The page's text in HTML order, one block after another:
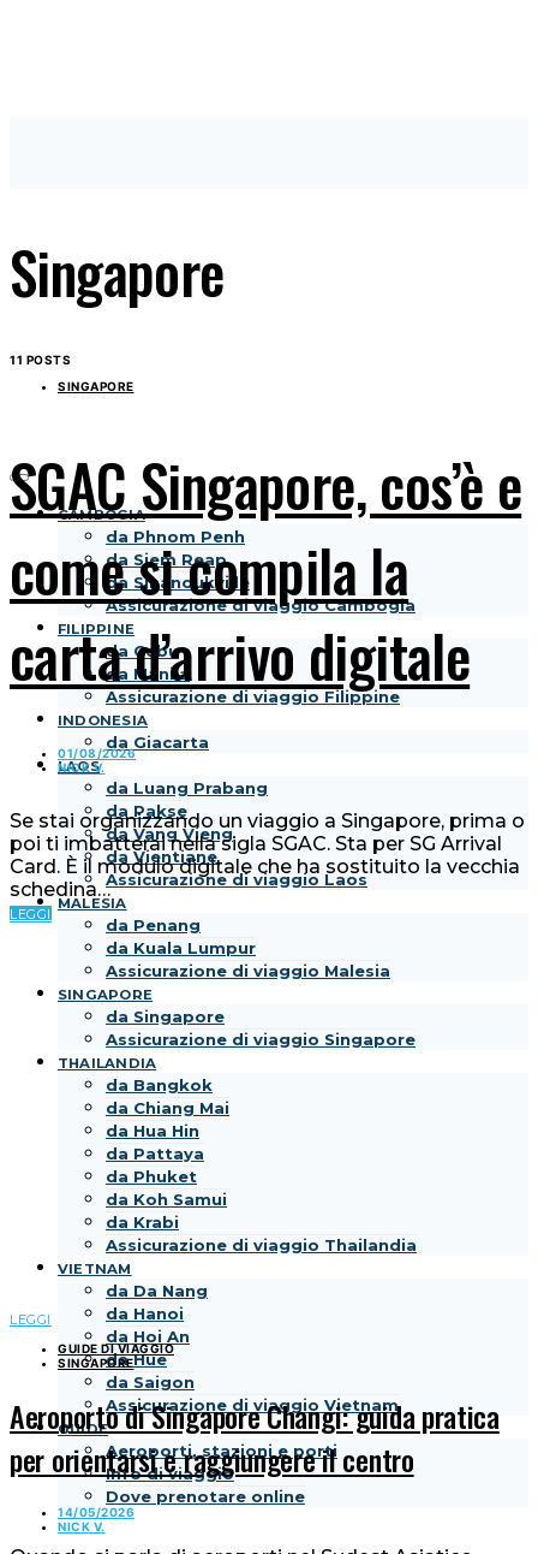
CAMBOGIA
da Phnom Penh
da Siem Reap
da Sihanoukville
Assicurazione di viaggio Cambogia
FILIPPINE
da Cebu
da Manila
Assicurazione di viaggio Filippine
INDONESIA
da Giacarta
LAOS
da Luang Prabang
da Pakse
da Vang Vieng
da Vientiane
Assicurazione di viaggio Laos
MALESIA
da Penang
da Kuala Lumpur
Assicurazione di viaggio Malesia
SINGAPORE
da Singapore
Assicurazione di viaggio Singapore
THAILANDIA
da Bangkok
da Chiang Mai
da Hua Hin
da Pattaya
da Phuket
da Koh Samui
da Krabi
Assicurazione di viaggio Thailandia
VIETNAM
da Da Nang
da Hanoi
da Hoi An
da Hue
da Saigon
Assicurazione di viaggio Vietnam
GUIDE
Aeroporti, stazioni e porti
Info di viaggio
Dove prenotare online
Singapore
11 POSTS
SINGAPORE
SGAC Singapore, cos’è e
come si compila la
carta d’arrivo digitale
01/08/2026
NICK V.
Se stai organizzando un viaggio a Singapore, prima o
poi ti imbatterai nella sigla SGAC. Sta per SG Arrival
Card. È il modulo digitale che ha sostituito la vecchia
schedina…
LEGGI
LEGGI
GUIDE DI VIAGGIO
SINGAPORE
Aeroporto di Singapore Changi: guida pratica
per orientarsi e raggiungere il centro
14/05/2026
NICK V.